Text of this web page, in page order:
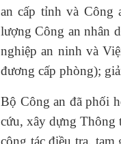
an cấp tỉnh và Công
lượng Công an nhân
nghiệp an ninh và
đương cấp phòng);
Bộ Công an đã phối
cứu, xây dựng Thông